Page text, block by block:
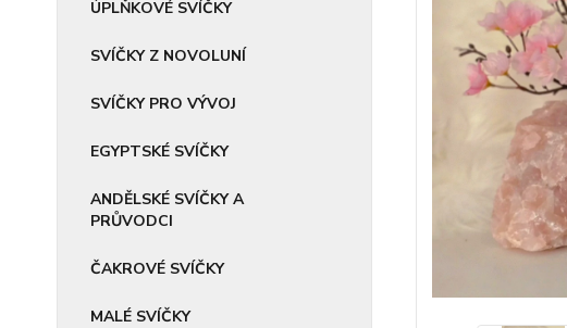
ÚPLŇKOVÉ SVÍČKY
SVÍČKY Z NOVOLUNÍ
SVÍČKY PRO VÝVOJ
EGYPTSKÉ SVÍČKY
ANDĚLSKÉ SVÍČKY A
PRŮVODCI
ČAKROVÉ SVÍČKY
MALÉ SVÍČKY